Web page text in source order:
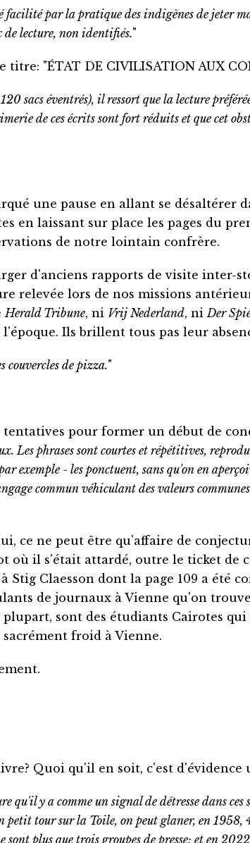
facilité par la pratique des indigènes de jeter
de lecture, non identifiés."
"ÉTAT DE CIVILISATION AUX
sacs éventrés), il ressort que la lecture
de ces écrits sont fort réduits et que cet
une pause en allant se désaltérer
en laissant sur place les pages du
de notre lointain confrère.
d'anciens rapports de visite inter-
relevée lors de nos missions
Herald Tribune, ni Vrij Nederland, niDer
Ils brillent tous pas leur
couvercles de pizza."
pour former un début de
Les phrases sont courtes et répétitives,
exemple - les ponctuent, sans qu'on en
commun véhiculant des valeurs
ce ne peut être qu'affaire de
où il s'était attardé, outre le ticket de
Claesson dont la page 109 a été
de journaux à Vienne qu'on
sont des étudiants Cairotes
froid à Vienne.
Quoi qu'il en soit, c'est d'évidence
y a comme un signal de détresse dans ces
tour sur la Toile, on peut glaner, en 1958,
plus que trois groupes de presse; et en